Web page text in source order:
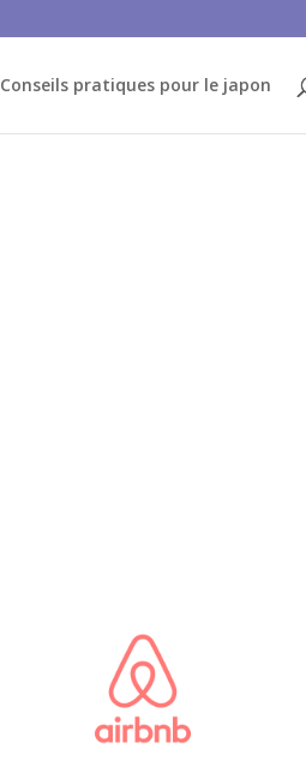
Conseils pratiques pour le japon